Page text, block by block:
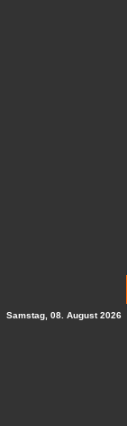
Samstag, 08. August 2026